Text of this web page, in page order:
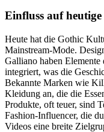
Einfluss auf
Heute hat die Gothic
Mainstream-Mode.
Galliano haben
integriert, was die
Bekannte Marken wie
Kleidung an, die die
Produkte, oft teuer, sind
Fashion-Influencer, die
Videos eine breite